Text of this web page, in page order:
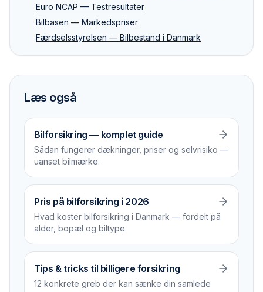
Euro NCAP — Testresultater
Bilbasen — Markedspriser
Færdselsstyrelsen — Bilbestand i Danmark
Læs også
Bilforsikring — komplet guide
Sådan fungerer dækninger, priser og selvrisiko —
uanset bilmærke.
Pris på bilforsikring i 2026
Hvad koster bilforsikring i Danmark — fordelt på
alder, bopæl og biltype.
Tips & tricks til billigere forsikring
12 konkrete greb der kan sænke din samlede